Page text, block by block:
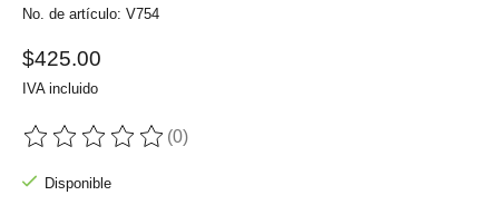
No. de artículo: V754
$425.00
IVA incluido
The rating of this product is
(0)
Disponible